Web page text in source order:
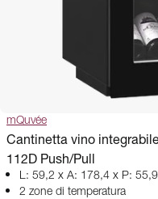
mQuvée
Cantinetta vino
112D Push/Pull
L: 59,2 x A: 178,4 x P:
2 zone di temperatura